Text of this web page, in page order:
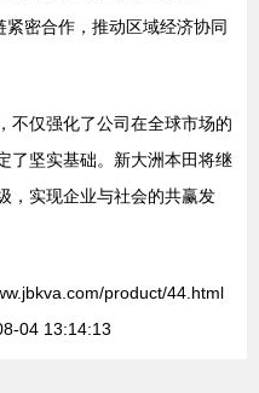
紧密合作，推动区域经济协同
不仅强化了公司在全球市场的
了坚实基础。新大洲本田将继
，实现企业与社会的共赢发
product/44.html
04 13:14:13